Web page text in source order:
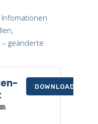
geänderte
DOWNLOAD